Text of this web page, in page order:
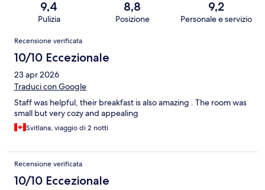
9,4
Pulizia
8,8
Posizione
9,2
Personale e servizio
Recensioni
Recensione verificata
10/10 Eccezionale
23 apr 2026
Traduci con Google
Staff was helpful, their breakfast is also amazing . The room was
small but very cozy and appealing
Svitlana, viaggio di 2 notti
Recensione verificata
10/10 Eccezionale